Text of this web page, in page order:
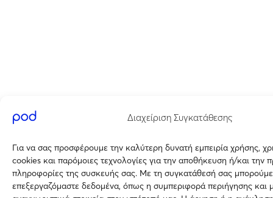
Διαχείριση Συγκατάθεσης
Για να σας προσφέρουμε την καλύτερη δυνατή εμπειρία χρήσης,
cookies και παρόμοιες τεχνολογίες για την αποθήκευση ή/και την
πληροφορίες της συσκευής σας. Με τη συγκατάθεσή σας
επεξεργαζόμαστε δεδομένα, όπως η συμπεριφορά περιήγησης και